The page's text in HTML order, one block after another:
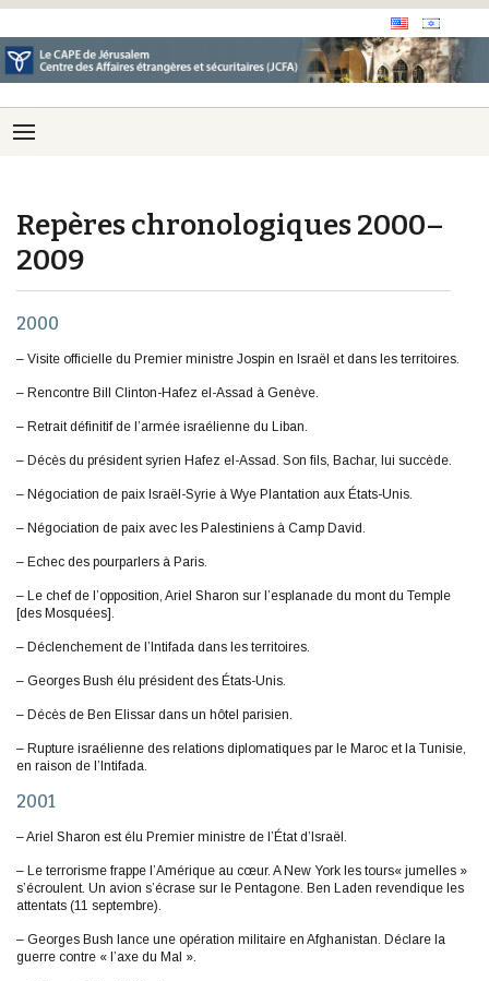
Repères chronologiques 2000–
2009
2000
– Visite officielle du Premier ministre Jospin en Israël et dans les territoires.
– Rencontre Bill Clinton-Hafez el-Assad à Genève.
– Retrait définitif de l’armée israélienne du Liban.
– Décès du président syrien Hafez el-Assad. Son fils, Bachar, lui succède.
– Négociation de paix Israël-Syrie à Wye Plantation aux États-Unis.
– Négociation de paix avec les Palestiniens à Camp David.
– Echec des pourparlers à Paris.
– Le chef de l’opposition, Ariel Sharon sur l’esplanade du mont du Temple
[des Mosquées].
– Déclenchement de l’Intifada dans les territoires.
– Georges Bush élu président des États-Unis.
– Décès de Ben Elissar dans un hôtel parisien.
– Rupture israélienne des relations diplomatiques par le Maroc et la Tunisie,
en raison de l’Intifada.
2001
– Ariel Sharon est élu Premier ministre de l’État d’Israël.
– Le terrorisme frappe l’Amérique au cœur. A New York les tours« jumelles »
s’écroulent. Un avion s’écrase sur le Pentagone. Ben Laden revendique les
attentats (11 septembre).
– Georges Bush lance une opération militaire en Afghanistan. Déclare la
guerre contre « l’axe du Mal ».